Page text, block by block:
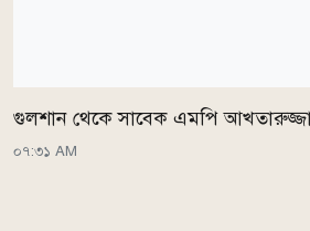
গুলশান থেকে সাবেক এমপি
০৭:৩১ AM